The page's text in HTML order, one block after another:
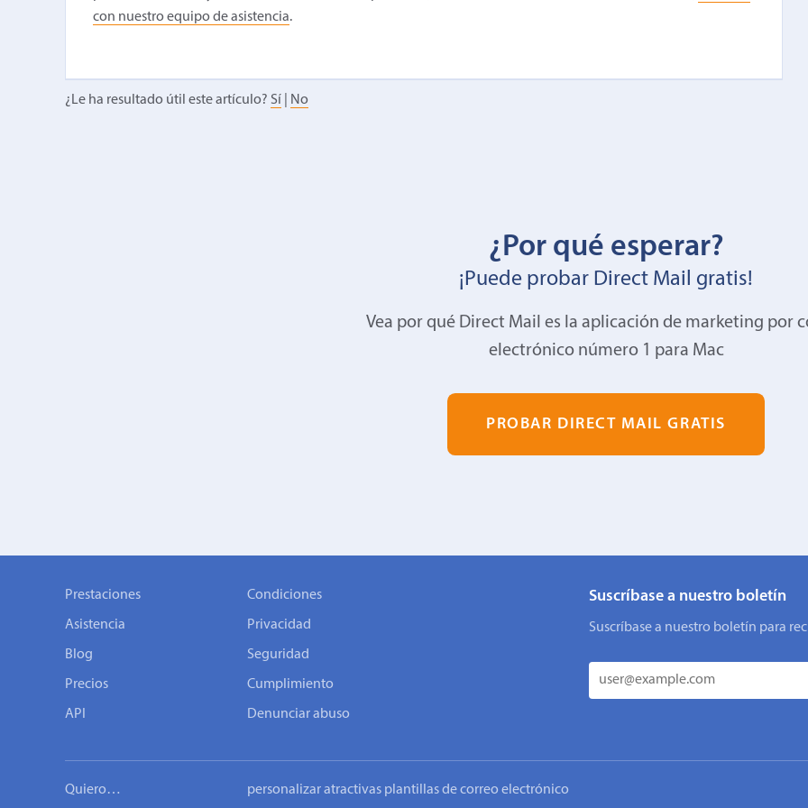
con nuestro equipo de asistencia.
¿Le ha resultado útil este artículo? Sí No
¿Por qué esperar?
¡Puede probar Direct Mail gratis!
Vea por qué Direct Mail es la aplicación de marketing por
electrónico número 1 para Mac
PROBAR DIRECT MAIL GRATIS
Prestaciones
Asistencia
Blog
Precios
API
Condiciones
Privacidad
Seguridad
Cumplimiento
Denunciar abuso
Suscríbase a nuestro boletín
Suscríbase a nuestro boletín para
Quiero… personalizar atractivas plantillas de correo electrónico